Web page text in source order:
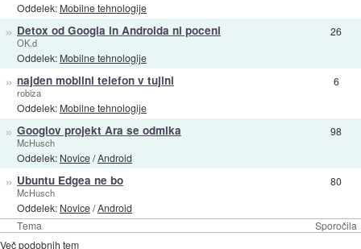
Tema Sporočila
Oddelek: Mobilne tehnologije
» Detox od Googla in Androida ni poceni
OK.d
Oddelek: Mobilne tehnologije
26
» najden mobilni telefon v tujini
robiza
Oddelek: Mobilne tehnologije
6
» Googlov projekt Ara se odmika
McHusch
Oddelek: Novice/Android
98
» Ubuntu Edgea ne bo
McHusch
Oddelek: Novice/Android
80
Več podobnih tem